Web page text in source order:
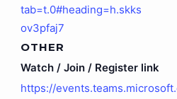
tab=t.0#heading=h.skks
ov3pfaj7
OTHER
Watch / Join / Register link
https://